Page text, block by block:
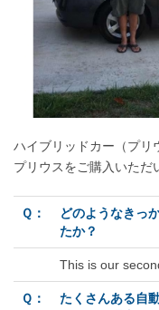
ハイブリッドカー（プ
プリウスをご購入いただ
Ｑ：
どのようなきっ
たか？
This is our
Ｑ：
たくさんある自